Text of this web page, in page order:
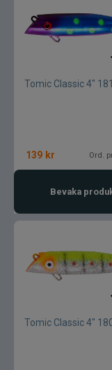
Tomic Classic 4"
139 kr Ord.
Bevaka
Tomic Classic 4"